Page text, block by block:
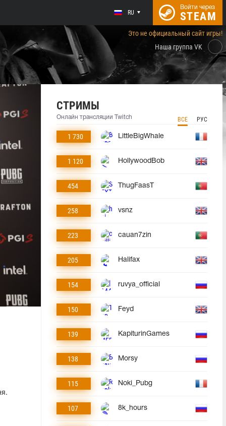
RU
Войти через
STEAM
Это не официальный сайт игры!
Наша группа VK
СТРИМЫ
Онлайн трансляции Twitch ВСЕ РУС
1 730 LittleBigWhale
1 120 HollywoodBob
454 ThugFaasT
258 vsnz
223 cauan7zin
205 Halifax
154 ruvya_official
150 Feyd
139 KapiturinGames
138 Morsy
115 Noki_Pubg
107 8k_hours